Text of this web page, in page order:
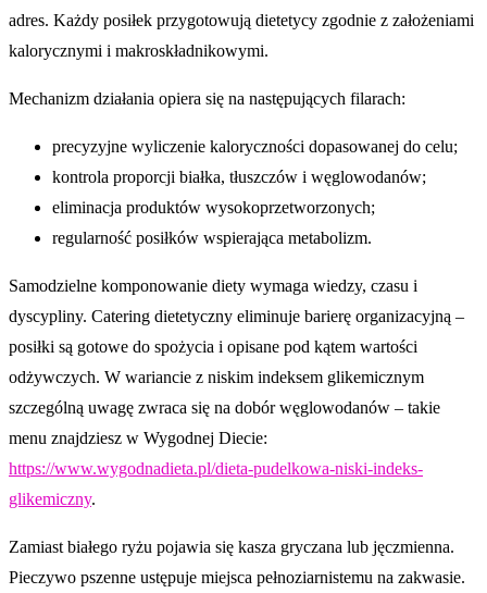
adres. Każdy posiłek przygotowują dietetycy zgodnie z założeniami
kalorycznymi i makroskładnikowymi.
Mechanizm działania opiera się na następujących filarach:
precyzyjne wyliczenie kaloryczności dopasowanej do celu;
kontrola proporcji białka, tłuszczów i węglowodanów;
eliminacja produktów wysokoprzetworzonych;
regularność posiłków wspierająca metabolizm.
Samodzielne komponowanie diety wymaga wiedzy, czasu i
dyscypliny. Catering dietetyczny eliminuje barierę organizacyjną –
posiłki są gotowe do spożycia i opisane pod kątem wartości
odżywczych. W wariancie z niskim indeksem glikemicznym
szczególną uwagę zwraca się na dobór węglowodanów – takie
menu znajdziesz w Wygodnej Diecie:
https://www.wygodnadieta.pl/dieta-pudelkowa-niski-indeks-
glikemiczny.
Zamiast białego ryżu pojawia się kasza gryczana lub jęczmienna.
Pieczywo pszenne ustępuje miejsca pełnoziarnistemu na zakwasie.